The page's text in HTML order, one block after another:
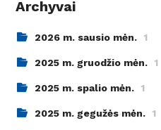
Archyvai
2026 m. sausio mėn. 1
2025 m. gruodžio mėn. 1
2025 m. spalio mėn. 1
2025 m. gegužės mėn. 1